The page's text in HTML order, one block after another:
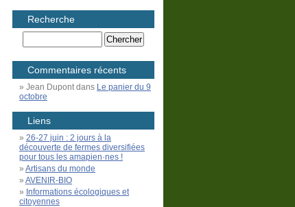
Recherche
Commentaires récents
Jean Dupontdans Le panier du 9
octobre
Liens
26-27 juin : 2 jours à la
découverte de fermes diversifiées
pour tous les amapien·nes !
Artisans du monde
AVENIR-BIO
Informations écologiques et
citoyennes